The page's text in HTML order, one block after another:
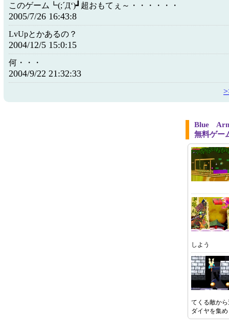
このゲーム┗(;´Д‘)┛超おもてぇ～・・・・・・
2005/7/26 16:43:8
LvUpとかあるの？
2004/12/5 15:0:15
何・・・
2004/9/22 21:32:33
Blue
無料ゲー
しよう
てくる敵か
ダイヤを集